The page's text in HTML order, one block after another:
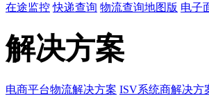
在途监控 快递查询 物流查询地图版 电子
解决方案
电商平台物流解决方案 ISV系统商解决方